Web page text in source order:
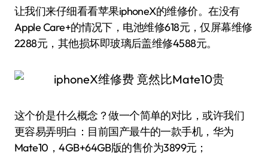
让我们来仔细看看苹果iphoneX的维修价。在没有
Apple Care+的情况下，电池维修618元，仅屏幕维修
2288元，其他损坏即玻璃后盖维修4588元。
这个价是什么概念？做一个简单的对比，或许我们
更容易弄明白：目前国产最牛的一款手机，华为
Mate10，4GB+64GB版的售价为3899元；